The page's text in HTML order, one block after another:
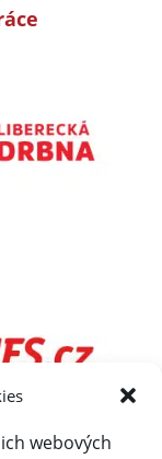
webových